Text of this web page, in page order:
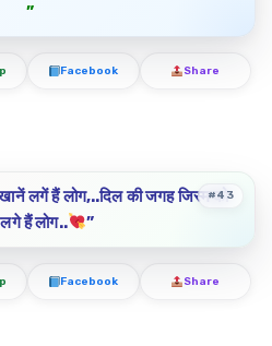
”
Facebook Share
लगें हैं लोग,..दिल की जगह जिस्म को
हैं लोग..
”
#43
Facebook Share